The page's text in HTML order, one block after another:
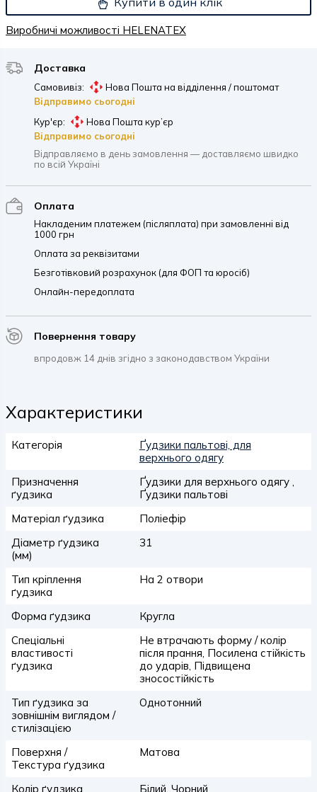
Виробничі можливості HELENATEX
Доставка
Самовивіз:
Нова Пошта на відділення / поштомат
Відправимо сьогодні
Кур'єр:
Нова Пошта кур’єр
Відправимо сьогодні
Відправляємо в день замовлення — доставляємо швидко
по всій Україні
Оплата
Накладеним платежем (післяплата) при замовленні від
1000 грн
Оплата за реквізитами
Безготівковий розрахунок (для ФОП та юросіб)
Онлайн-передоплата
Повернення товару
впродовж 14 днів згідно з законодавством України
Характеристики
Категорія
Ґудзики пальтові, для
верхнього одягу
Призначення
ґудзика
Ґудзики для верхнього одягу ,
Ґудзики пальтові
Матеріал ґудзика
Поліефір
Діаметр ґудзика
(мм)
31
Тип кріплення
ґудзика
На 2 отвори
Форма ґудзика
Кругла
Спеціальні
властивості
ґудзика
Не втрачають форму / колір
після прання, Посилена стійкість
до ударів, Підвищена
зносостійкість
Тип ґудзика за
зовнішнім виглядом /
стилізацією
Однотонний
Поверхня /
Текстура ґудзика
Матова
Колір ґудзика
Білий, Чорний